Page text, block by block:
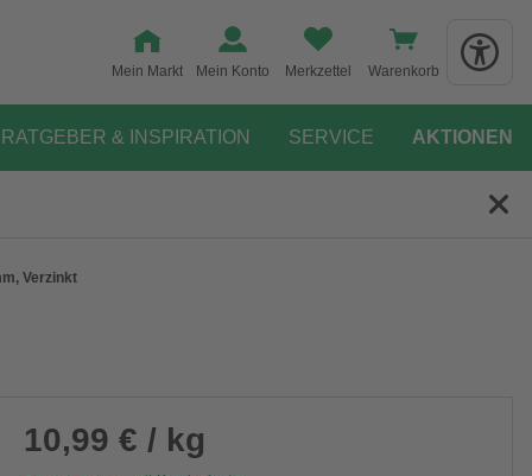
Mein Markt Mein Konto Merkzettel Warenkorb
RATGEBER & INSPIRATION SERVICE AKTIONEN
Verzinkt
10,99 € / kg